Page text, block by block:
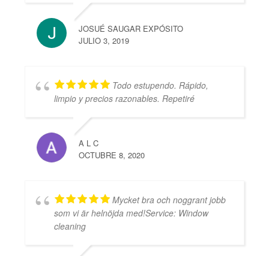
JOSUÉ SAUGAR EXPÓSITO
JULIO 3, 2019
Todo estupendo. Rápido,
limpio y precios razonables. Repetiré
A L C
OCTUBRE 8, 2020
Mycket bra och noggrant jobb
som vi är helnöjda med!Service: Window
cleaning